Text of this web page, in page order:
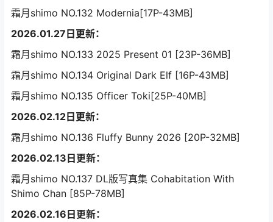
霜月shimo NO.132 Modernia[17P-43MB]
2026.01.27日更新：
霜月shimo NO.133 2025 Present 01 [23P-36MB]
霜月shimo NO.134 Original Dark Elf [16P-43MB]
霜月shimo NO.135 Officer Toki[25P-40MB]
2026.02.12日更新：
霜月shimo NO.136 Fluffy Bunny 2026 [20P-32MB]
2026.02.13日更新：
霜月shimo NO.137 DL版写真集 Cohabitation With
Shimo Chan [85P-78MB]
2026.02.16日更新：